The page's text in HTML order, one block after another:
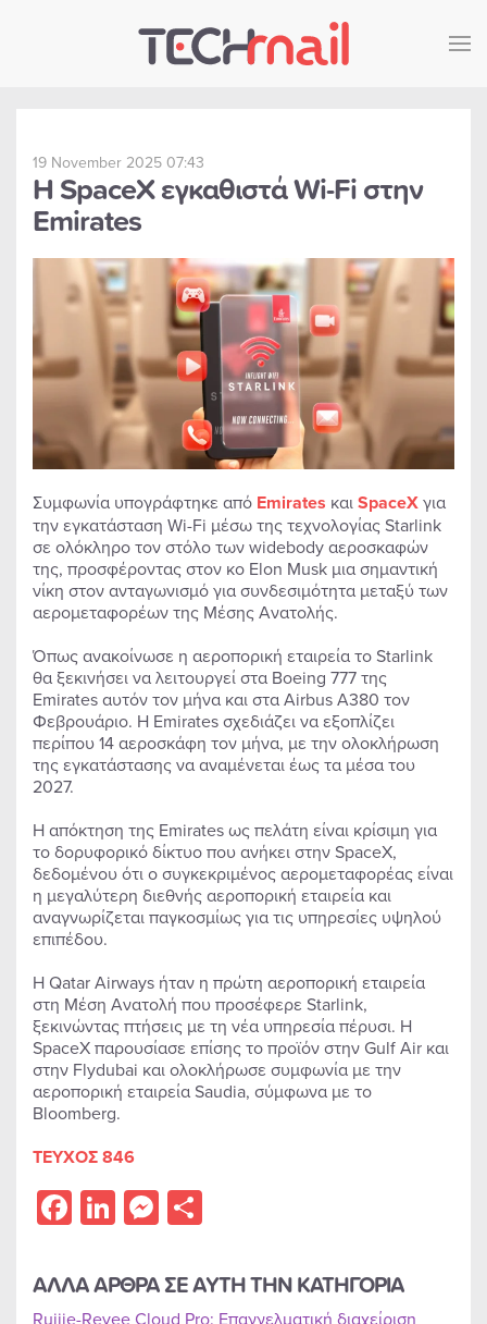
Skip to main content
19 November 2025 07:43
Η SpaceX εγκαθιστά Wi-Fi στην
Emirates
Συμφωνία υπογράφτηκε από Emirates καιSpaceXγια
την εγκατάσταση Wi-Fi μέσω της τεχνολογίας Starlink
σε ολόκληρο τον στόλο των widebody αεροσκαφών
της, προσφέροντας στον κο Elon Musk μια σημαντική
νίκη στον ανταγωνισμό για συνδεσιμότητα μεταξύ των
αερομεταφορέων της Μέσης Ανατολής.
Όπως ανακοίνωσε η αεροπορική εταιρεία το Starlink
θα ξεκινήσει να λειτουργεί στα Boeing 777 της
Emirates αυτόν τον μήνα και στα Airbus A380 τον
Φεβρουάριο. Η Emirates σχεδιάζει να εξοπλίζει
περίπου 14 αεροσκάφη τον μήνα, με την ολοκλήρωση
της εγκατάστασης να αναμένεται έως τα μέσα του
2027.
Η απόκτηση της Emirates ως πελάτη είναι κρίσιμη για
το δορυφορικό δίκτυο που ανήκει στην SpaceX,
δεδομένου ότι ο συγκεκριμένος αερομεταφορέας είναι
η μεγαλύτερη διεθνής αεροπορική εταιρεία και
αναγνωρίζεται παγκοσμίως για τις υπηρεσίες υψηλού
επιπέδου.
Η Qatar Airways ήταν η πρώτη αεροπορική εταιρεία
στη Μέση Ανατολή που προσέφερε Starlink,
ξεκινώντας πτήσεις με τη νέα υπηρεσία πέρυσι. Η
SpaceX παρουσίασε επίσης το προϊόν στην Gulf Air και
στην Flydubai και ολοκλήρωσε συμφωνία με την
αεροπορική εταιρεία Saudia, σύμφωνα με το
Bloomberg.
ΤΕΥΧΟΣ 846
Facebook
LinkedIn
Messenger
ΑΛΛΑ ΑΡΘΡΑ ΣΕ ΑΥΤΗ ΤΗΝ ΚΑΤΗΓΟΡΙΑ
Ruijie-Reyee Cloud Pro: Επαγγελματική διαχείριση